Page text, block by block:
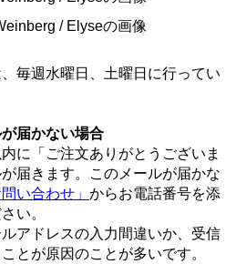
毎週水曜日、土曜日に行ってい
届かない場合
に「ご注文ありがとうございま
届きます。このメールが届かな
問い合わせ」 からお電話番号を添
い。
アドレスの入力間違いか、受信
とが原因のことが多いです。